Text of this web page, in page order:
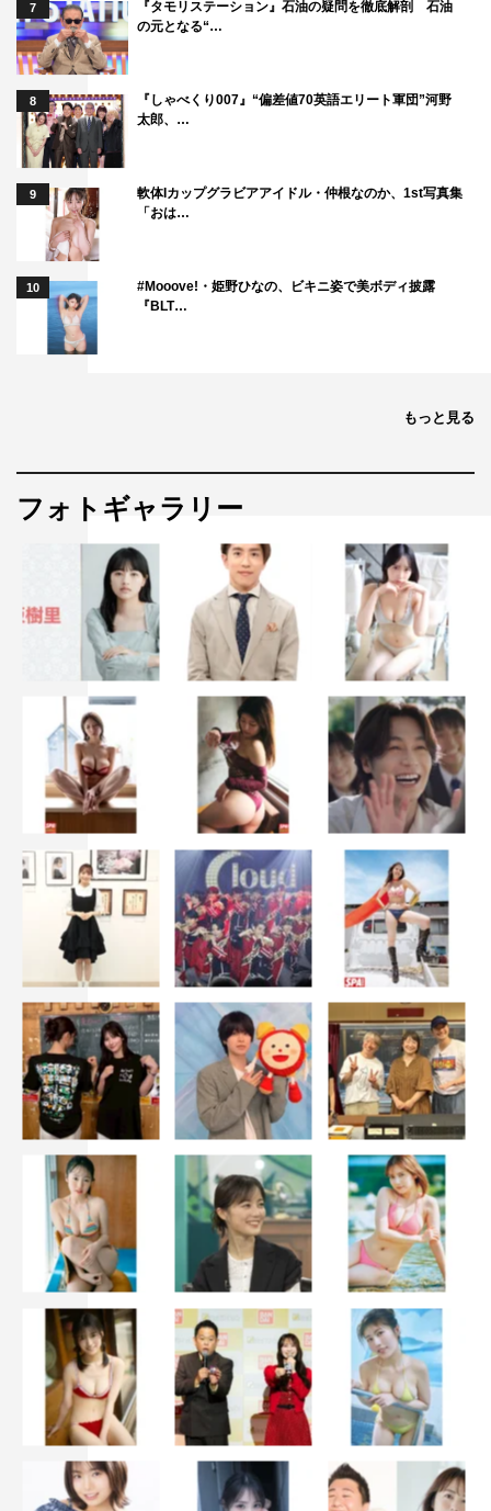
7
『タモリステーション』石油の疑問を徹底解剖 石油
の元となる“…
8
『しゃべくり007』“偏差値70英語エリート軍団”河野
太郎、…
9
軟体Iカップグラビアアイドル・仲根なのか、1st写真集
「おは…
10
#Mooove!・姫野ひなの、ビキニ姿で美ボディ披露
『BLT…
もっと見る
フォトギャラリー